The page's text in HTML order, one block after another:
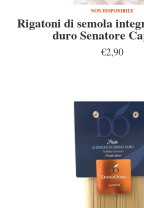
NON DISPONIBILE
Rigatoni di semola
duro Senatore
€2,90